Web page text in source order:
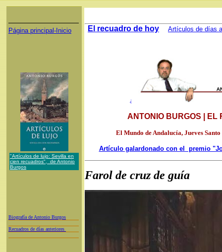
Página principal-Inicio
"Artículos de lujo: Sevilla en
cien recuadros", de Antonio
Burgos
Biografía de Antonio Burgos
Recuadros de días anteriores
El recuadro de hoy Artículos de días
¿
ANTONIO BURGOS | EL
El Mundo de Andalucía, Jueves
Artículo galardonado con el premio
Farol de cruz de guía